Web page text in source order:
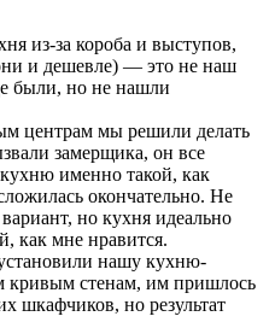
из-за короба и выступов,
и дешевле) — это не наш
были, но не нашли
центрам мы решили делать
замерщика, он все
именно такой, как
окончательно. Не
но кухня идеально
как мне нравится.
нашу кухню-
кривым стенам, им пришлось
шкафчиков, но результат